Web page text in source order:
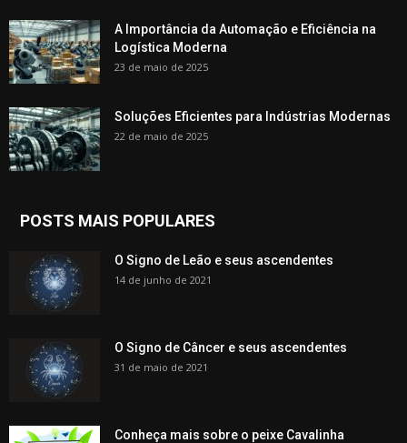
A Importância da Automação e Eficiência na
Logística Moderna
23 de maio de 2025
Soluções Eficientes para Indústrias Modernas
22 de maio de 2025
POSTS MAIS POPULARES
O Signo de Leão e seus ascendentes
14 de junho de 2021
O Signo de Câncer e seus ascendentes
31 de maio de 2021
Conheça mais sobre o peixe Cavalinha